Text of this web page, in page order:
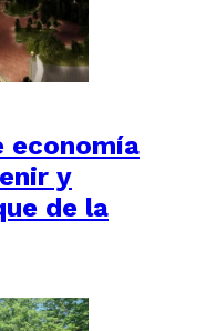
economía
y
de la